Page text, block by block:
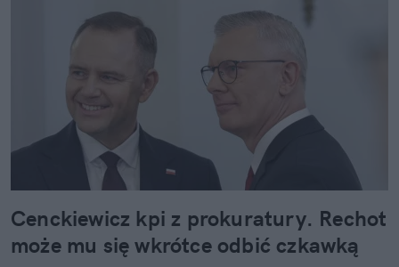
Cenckiewicz kpi z prokuratury. Rechot
może mu się wkrótce odbić czkawką